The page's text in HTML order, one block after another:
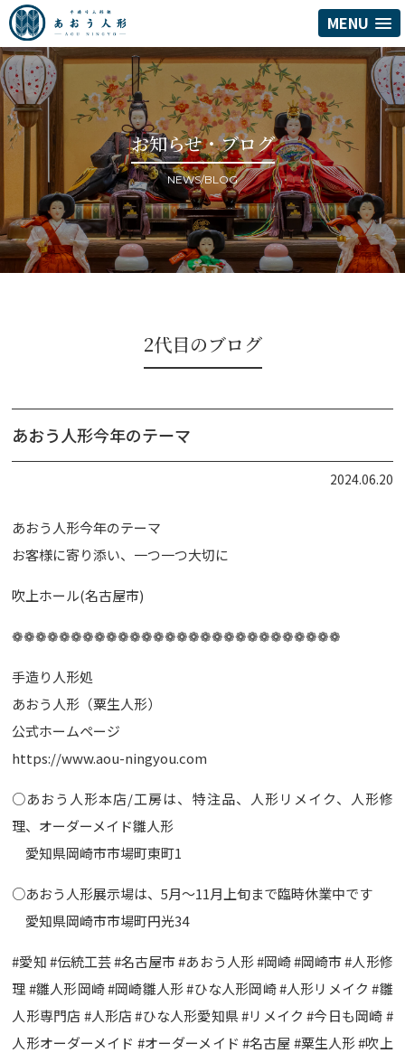
MENU
お知らせ・ブログ
NEWS/BLOG
2代目のブログ
あおう人形今年のテーマ
2024.06.20
あおう人形今年のテーマ
お客様に寄り添い、一つ一つ大切に
吹上ホール(名古屋市)
❁❁❁❁❁❁❁❁❁❁❁❁❁❁❁❁❁❁❁❁❁❁❁❁❁❁❁❁
手造り人形処
あおう人形（粟生人形）
公式ホームページ
https://www.aou-ningyou.com
○あおう人形本店/工房は、特注品、人形リメイク、人形修
理、オーダーメイド雛人形
愛知県岡崎市市場町東町1
○あおう人形展示場は、5月〜11月上旬まで臨時休業中です
愛知県岡崎市市場町円光34
#愛知 #伝統工芸 #名古屋市 #あおう人形 #岡崎 #岡崎市 #人形修
理 #雛人形岡崎 #岡崎雛人形 #ひな人形岡崎 #人形リメイク #雛
人形専門店 #人形店 #ひな人形愛知県 #リメイク #今日も岡崎 #
人形オーダーメイド #オーダーメイド #名古屋 #粟生人形 #吹上